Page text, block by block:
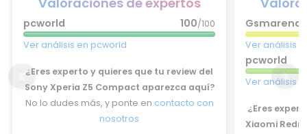
pcworld 100/100
Ver análisis en pcworld
¿Eres experto y quieres que tu review del
Sony Xperia Z5 Compact aparezca aquí?
No lo dudes más, y ponte en contacto con
nosotros
Gsmarena
Ver análisis
pcworld
Ver análisis
¿Eres
Xiaomi